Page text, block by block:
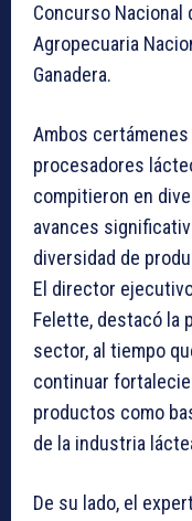
Concurso Nacional
Agropecuaria
Ganadera.
Ambos
procesadores
compitieron en
avances
diversidad de
El director ejecutivo
Felette, destacó la
sector, al tiempo
continuar
productos como
de la industria
De su lado, el